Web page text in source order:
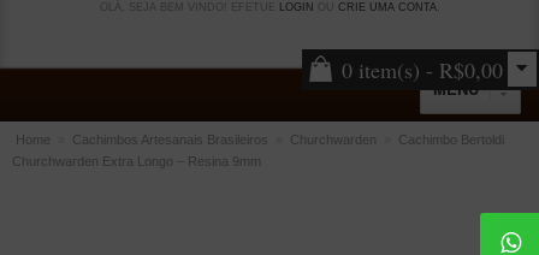
OLÁ, SEJA BEM VINDO! EFETUE LOGIN CRIE UMA CONTA.
0 item(s) - R$0,00
MENU
ACESSÓRIOS
Home Cachimbos Artesanais Brasileiros Churchwarden
Cachimbo Bertoldi
Churchwarden Extra Longo – Resina 9mm